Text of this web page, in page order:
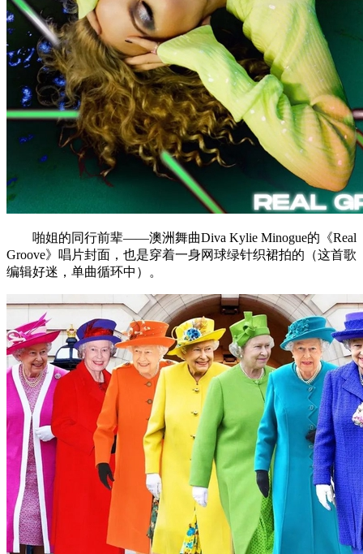
啪姐的同行前辈——澳洲舞曲Diva Kylie Minogue的《Real
Groove》唱片封面，也是穿着一身网球绿针织裙拍的（这首歌
编辑好迷，单曲循环中）。